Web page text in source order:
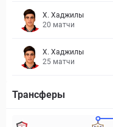
Х. Хаджилы
20 матчи
Х. Хаджилы
25 матчи
Трансферы